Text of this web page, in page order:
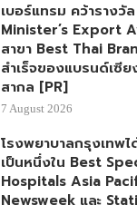
เบอร์แทรม คว้ารางวั
Minister’s Export
สาขา Best Thai
สำเร็จของแบรนด์เซีย
สากล [PR]
7 August 2026
โรงพยาบาลกรุงเทพ
เป็นหนึ่งใน Best
Hospitals Asia
Newsweek และ